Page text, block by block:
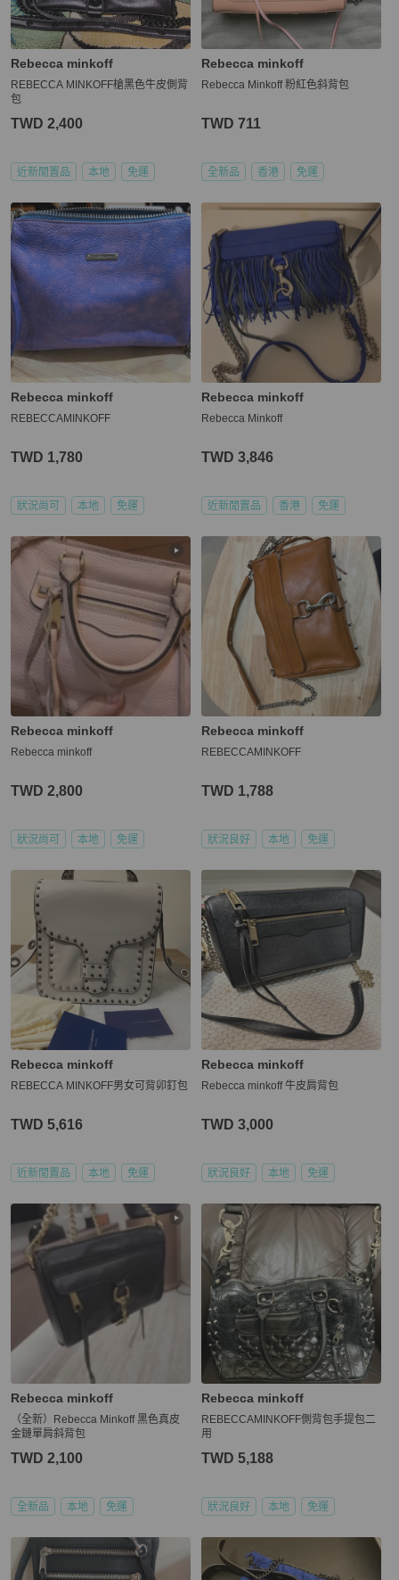
Rebecca minkoff
REBECCA MINKOFF槍黑色牛皮側背
包
TWD 2,400
近新閒置品 本地 免運
Rebecca minkoff
Rebecca Minkoff 粉紅色斜背包
TWD 711
全新品 香港 免運
Rebecca minkoff
REBECCAMINKOFF
TWD 1,780
狀況尚可 本地 免運
Rebecca minkoff
Rebecca Minkoff
TWD 3,846
近新閒置品 香港 免運
Rebecca minkoff
Rebecca minkoff
TWD 2,800
狀況尚可 本地 免運
Rebecca minkoff
REBECCAMINKOFF
TWD 1,788
狀況良好 本地 免運
Rebecca minkoff
REBECCA MINKOFF男女可背卯釘包
TWD 5,616
近新閒置品 本地 免運
Rebecca minkoff
Rebecca minkoff 牛皮肩背包
TWD 3,000
狀況良好 本地 免運
Rebecca minkoff
（全新）Rebecca Minkoff 黑色真皮
金鏈單肩斜背包
TWD 2,100
全新品 本地 免運
Rebecca minkoff
REBECCAMINKOFF側背包手提包二
用
TWD 5,188
狀況良好 本地 免運